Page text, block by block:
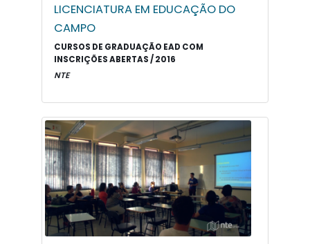
LICENCIATURA EM EDUCAÇÃO DO
CAMPO
CURSOS DE GRADUAÇÃO EAD COM
INSCRIÇÕES ABERTAS / 2016
NTE